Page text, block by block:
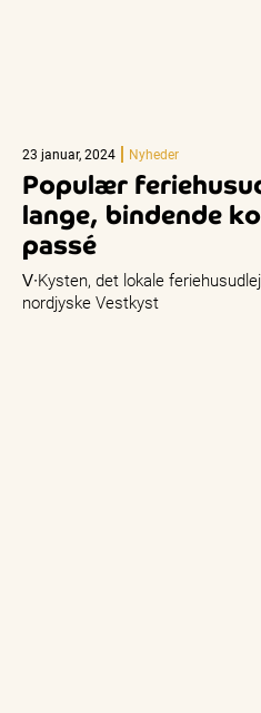
23 januar, 2024 Nyheder
Populær
lange, bindende
passé
V∙Kysten, det lokale
nordjyske Vestkyst